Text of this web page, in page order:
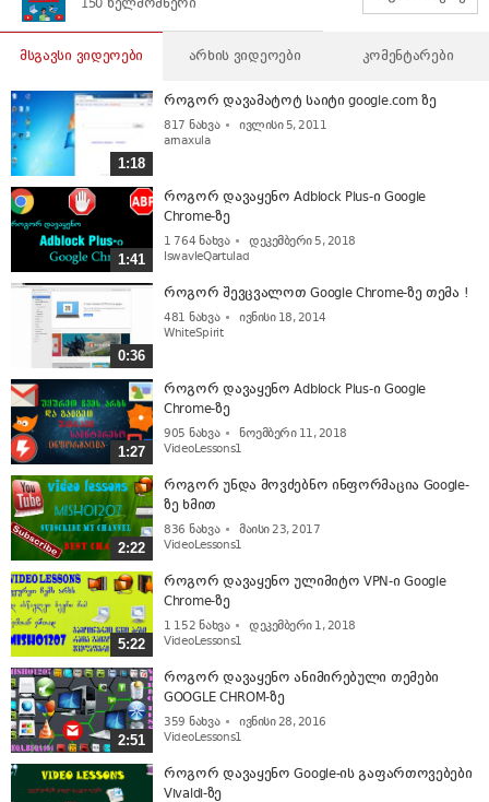
150 ხელმომწერი
მსგავსი ვიდეოები არხის ვიდეოები კომენტარები
1:18
როგორ დავამატოტ საიტი google.com ზე
817 ნახვა
ივლისი 5, 2011
arnaxula
1:41
როგორ დავაყენო Adblock Plus-ი Google
Chrome-ზე
1 764 ნახვა
დეკემბერი 5, 2018
IswavleQartulad
0:36
როგორ შევცვალოთ Google Chrome-ზე თემა !
481 ნახვა
ივნისი 18, 2014
WhiteSpirit
1:27
როგორ დავაყენო Adblock Plus-ი Google
Chrome-ზე
905 ნახვა
ნოემბერი 11, 2018
VideoLessons1
2:22
როგორ უნდა მოვძებნო ინფორმაცია Google-
ზე ხმით
836 ნახვა
მაისი 23, 2017
VideoLessons1
5:22
როგორ დავაყენო ულიმიტო VPN-ი Google
Chrome-ზე
1 152 ნახვა
დეკემბერი 1, 2018
VideoLessons1
2:51
როგორ დავაყენო ანიმირებული თემები
GOOGLE CHROM-ზე
359 ნახვა
ივნისი 28, 2016
VideoLessons1
როგორ დავაყენო Google-ის გაფართოვებები
Vivaldi-ზე